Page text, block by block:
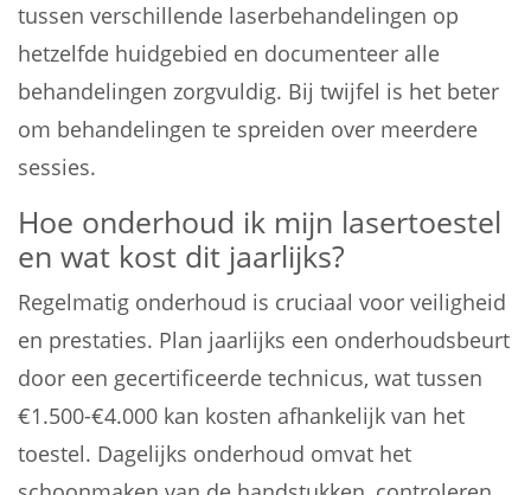
tussen verschillende laserbehandelingen op
hetzelfde huidgebied en documenteer alle
behandelingen zorgvuldig. Bij twijfel is het beter
om behandelingen te spreiden over meerdere
sessies.
Hoe onderhoud ik mijn lasertoestel
en wat kost dit jaarlijks?
Regelmatig onderhoud is cruciaal voor veiligheid
en prestaties. Plan jaarlijks een onderhoudsbeurt
door een gecertificeerde technicus, wat tussen
€1.500-€4.000 kan kosten afhankelijk van het
toestel. Dagelijks onderhoud omvat het